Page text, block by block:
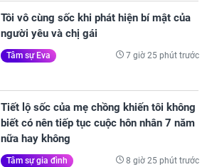
Tôi vô cùng sốc khi phát hiện bí mật của
người yêu và chị gái
Tâm sự Eva 7 giờ 25 phút trước
Tiết lộ sốc của mẹ chồng khiến tôi không
biết có nên tiếp tục cuộc hôn nhân 7 năm
nữa hay không
Tâm sự gia đình 8 giờ 25 phút trước